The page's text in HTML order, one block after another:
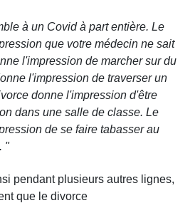
à un Covid à part entière. Le
que votre médecin ne sait
l'impression de marcher sur du
l'impression de traverser un
donne l'impression d'être
dans une salle de classe. Le
de se faire tabasser au
"
pendant plusieurs autres lignes,
que le divorce